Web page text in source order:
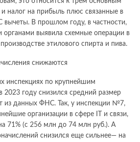
налог на прибыль плюс связанные в
вычеты. В прошлом году, в частности,
выявила схемные операции в
этилового спирта и пива.
снижаются
инспекциях по крупнейшим
2023 году снизился средний размер
из данных ФНС. Так, у инспекции №7,
организации в сфере IT и связи,
71% (с 256 млн до 74 млн руб.). А
снизился еще сильнее— на